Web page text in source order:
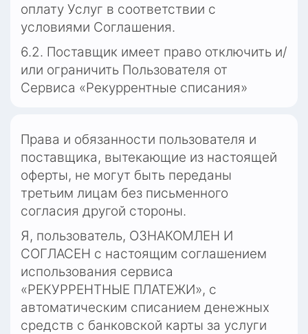
оплату Услуг в соответствии с
условиями Соглашения.
6.2. Поставщик имеет право отключить и/
или ограничить Пользователя от
Сервиса «Рекуррентные списания»
Права и обязанности пользователя и
поставщика, вытекающие из настоящей
оферты, не могут быть переданы
третьим лицам без письменного
согласия другой стороны.
Я, пользователь, ОЗНАКОМЛЕН И
СОГЛАСЕН с настоящим соглашением
использования сервиса
«РЕКУРРЕНТНЫЕ ПЛАТЕЖИ», с
автоматическим списанием денежных
средств с банковской карты за услуги